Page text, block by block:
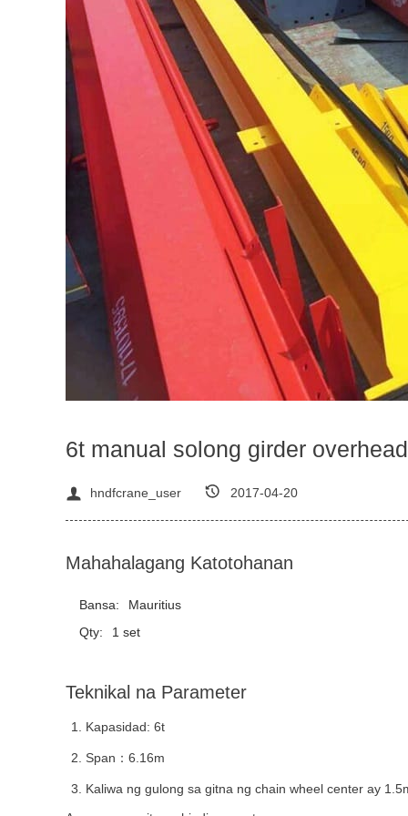
6t manual solong girder
hndfcrane_user 2017-04-20
Mahahalagang Katotohanan
Bansa:
Mauritius
Qty:
1 set
Teknikal na Parameter
Kapasidad: 6t
Span ： 6.16m
Kaliwa ng gulong sa gitna ng chain wheel center ay